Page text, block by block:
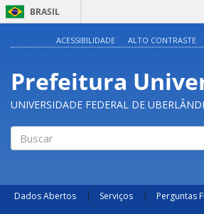
BRASIL
ACESSIBILIDADE ALTO CONTRASTE
Prefeitura
UNIVERSIDADE FEDERAL DE
Dados Abertos Serviços Perguntas